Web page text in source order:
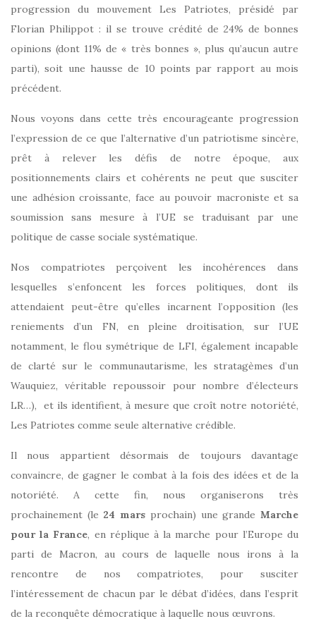
progression du mouvement Les Patriotes, présidé par
Florian Philippot : il se trouve crédité de 24% de bonnes
opinions (dont 11% de « très bonnes », plus qu’aucun autre
parti), soit une hausse de 10 points par rapport au mois
précédent.
Nous voyons dans cette très encourageante progression
l’expression de ce que l’alternative d’un patriotisme sincère,
prêt à relever les défis de notre époque, aux
positionnements clairs et cohérents ne peut que susciter
une adhésion croissante, face au pouvoir macroniste et sa
soumission sans mesure à l’UE se traduisant par une
politique de casse sociale systématique.
Nos compatriotes perçoivent les incohérences dans
lesquelles s’enfoncent les forces politiques, dont ils
attendaient peut-être qu’elles incarnent l’opposition (les
reniements d’un FN, en pleine droitisation, sur l’UE
notamment, le flou symétrique de LFI, également incapable
de clarté sur le communautarisme, les stratagèmes d’un
Wauquiez, véritable repoussoir pour nombre d’électeurs
LR…), et ils identifient, à mesure que croît notre notoriété,
Les Patriotes comme seule alternative crédible.
Il nous appartient désormais de toujours davantage
convaincre, de gagner le combat à la fois des idées et de la
notoriété. A cette fin, nous organiserons très
prochainement (le 24 mars prochain) une grandeMarche
pour la France, en réplique à la marche pour l’Europe du
parti de Macron, au cours de laquelle nous irons à la
rencontre de nos compatriotes, pour susciter
l’intéressement de chacun par le débat d’idées, dans l’esprit
de la reconquête démocratique à laquelle nous œuvrons.